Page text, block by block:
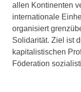
allen Kontinenten
internationale
organisiert
Solidarität. Ziel ist
kapitalistischen
Föderation